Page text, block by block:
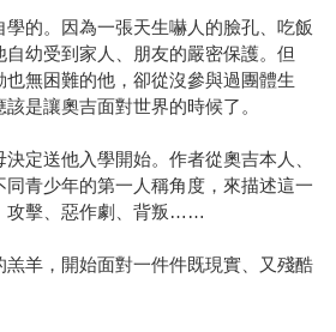
的。因為一張天生嚇人的臉孔、吃飯
幼受到家人、朋友的嚴密保護。但
無困難的他，卻從沒參與過團體生
是讓奧吉面對世界的時候了。
定送他入學開始。作者從奧吉本人、
青少年的第一人稱角度，來描述這一
攻擊、惡作劇、背叛……
羊，開始面對一件件既現實、又殘酷